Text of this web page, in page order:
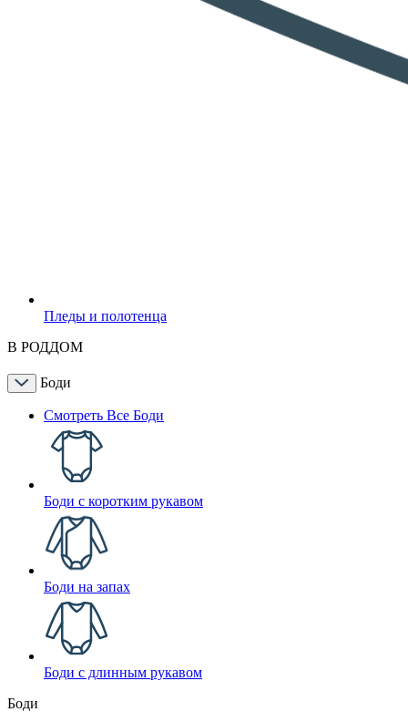
Пледы и полотенца
В РОДДОМ
Боди
Смотреть Все Боди
Боди с коротким рукавом
Боди на запах
Боди с длинным рукавом
Боди